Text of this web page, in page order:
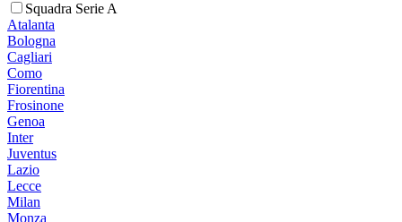
Squadra Serie A
Atalanta
Bologna
Cagliari
Como
Fiorentina
Frosinone
Genoa
Inter
Juventus
Lazio
Lecce
Milan
Monza